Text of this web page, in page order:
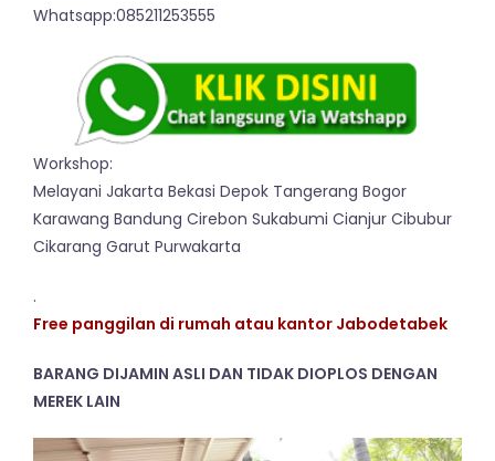
Whatsapp:085211253555
Workshop:
Melayani Jakarta Bekasi Depok Tangerang Bogor
Karawang Bandung Cirebon Sukabumi Cianjur Cibubur
Cikarang Garut Purwakarta
.
Free panggilan di rumah atau kantor Jabodetabek
BARANG DIJAMIN ASLI DAN TIDAK DIOPLOS DENGAN
MEREK LAIN